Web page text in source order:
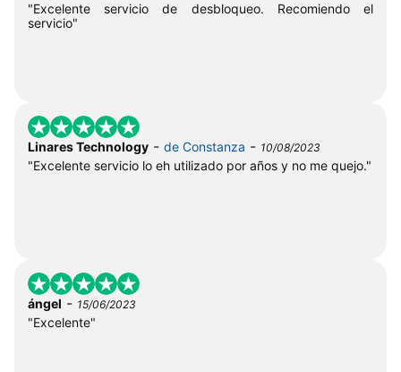
"Excelente servicio de desbloqueo. Recomiendo el
servicio"
Linares Technology - de Constanza - 10/08/2023
"Excelente servicio lo eh utilizado por años y no me quejo."
ángel - 15/06/2023
"Excelente"